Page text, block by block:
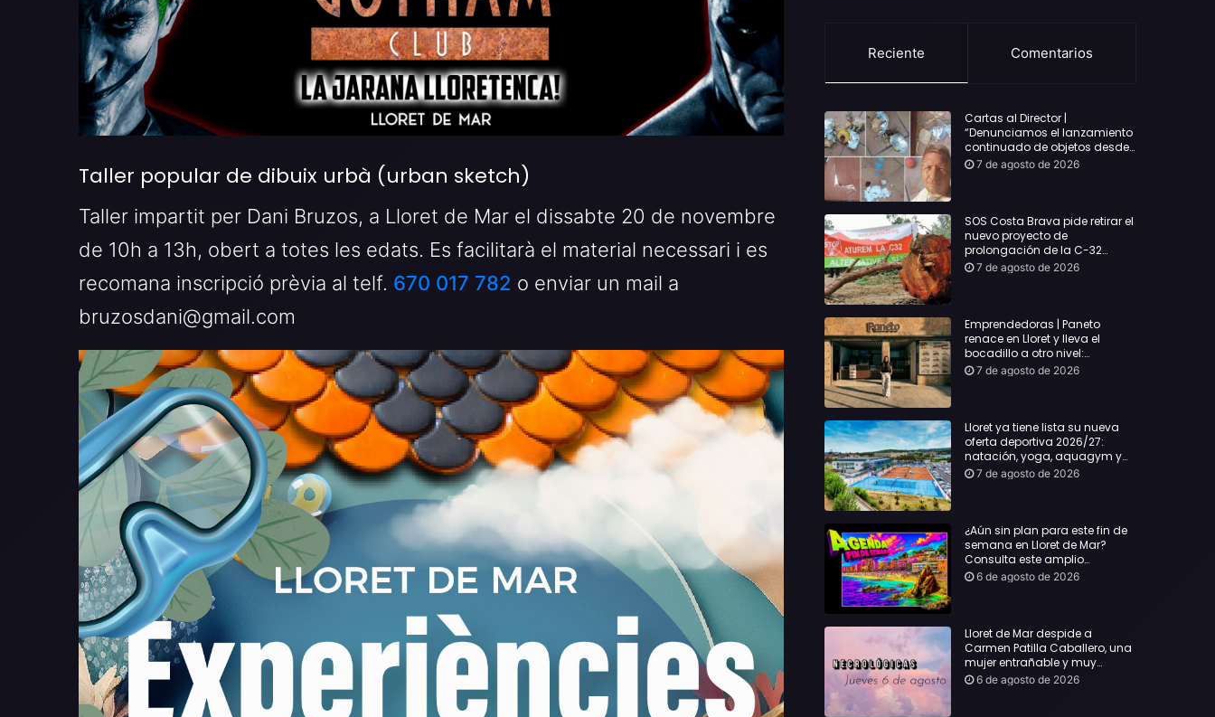
Taller popular de dibuix urbà (urban sketch)
Taller impartit per Dani Bruzos, a Lloret de Mar el dissabte 20 de novembre
de 10h a 13h, obert a totes les edats. Es facilitarà el material necessari i es
recomana inscripció prèvia al telf. 670 017 782 o enviar un mail a
bruzosdani@gmail.com
Reciente Comentarios
Cartas al Director |
“Denunciamos el lanzamiento
continuado de objetos desde
alojamientos turísticos a
7 de agosto de 2026
SOS Costa Brava pide retirar el
nuevo proyecto de
prolongación de la C-32
hasta Lloret y reclama la
7 de agosto de 2026
Emprendedoras | Paneto
renace en Lloret y lleva el
bocadillo a otro nivel:
producto km 0 y espíritu
7 de agosto de 2026
Lloret ya tiene lista su nueva
oferta deportiva 2026/27:
natación, yoga, aquagym y
decenas de actividades para
7 de agosto de 2026
¿Aún sin plan para este fin de
semana en Lloret de Mar?
Consulta este amplio
recopilatorio de planes:
6 de agosto de 2026
Lloret de Mar despide a
Carmen Patilla Caballero, una
mujer entrañable y muy
querida
6 de agosto de 2026